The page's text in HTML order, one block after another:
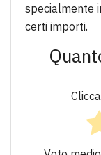
specialmente
certi importi.